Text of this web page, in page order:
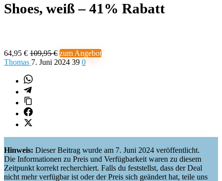
Shoes, weiß – 41% Rabatt
64,95 € 109,95 € zum Angebot
Thomas 7. Juni 2024 39 0
Hinweis: Dieser Beitrag wurde am 7. Juni 2024 veröffentlicht.
Die Informationen zu Preis und Verfügbarkeit waren zu diesem
Zeitpunkt korrekt recherchiert. Falls du feststellst, dass der Deal
nicht mehr verfügbar ist oder der Preis sich geändert hat, teile uns